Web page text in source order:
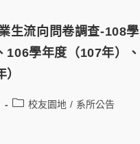
生流向問卷調查-108
106學年度（107年）
校友園地 / 系所公告